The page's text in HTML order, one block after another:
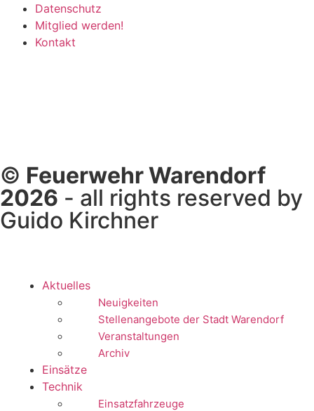
Datenschutz
Mitglied werden!
Kontakt
© Feuerwehr Warendorf
2026 - all rights reserved by
Guido Kirchner
Aktuelles
Neuigkeiten
Stellenangebote der Stadt Warendorf
Veranstaltungen
Archiv
Einsätze
Technik
Einsatzfahrzeuge